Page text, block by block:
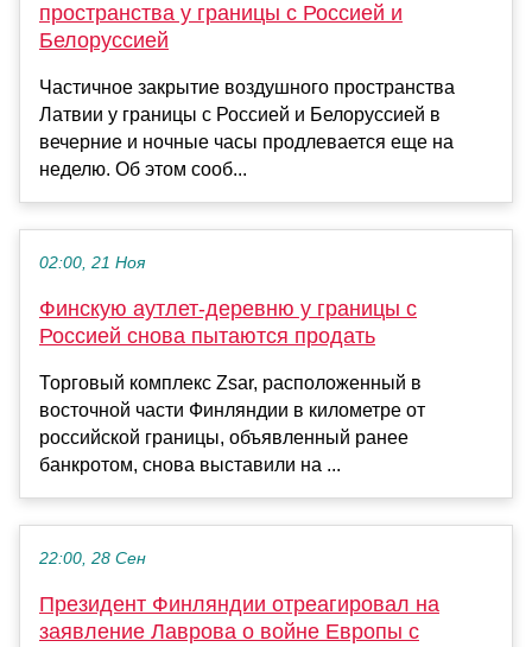
пространства у границы с Россией и
Белоруссией
Частичное закрытие воздушного пространства
Латвии у границы с Россией и Белоруссией в
вечерние и ночные часы продлевается еще на
неделю. Об этом сооб...
02:00, 21 Ноя
Финскую аутлет-деревню у границы с
Россией снова пытаются продать
Торговый комплекс Zsar, расположенный в
восточной части Финляндии в километре от
российской границы, объявленный ранее
банкротом, снова выставили на ...
22:00, 28 Сен
Президент Финляндии отреагировал на
заявление Лаврова о войне Европы с